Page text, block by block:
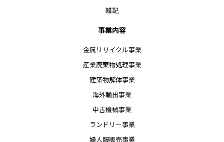
雑記
事業内容
金属リサイクル事業
産業廃棄物処理事業
建築物解体事業
海外輸出事業
中古機械事業
ランドリー事業
婦人服販売事業